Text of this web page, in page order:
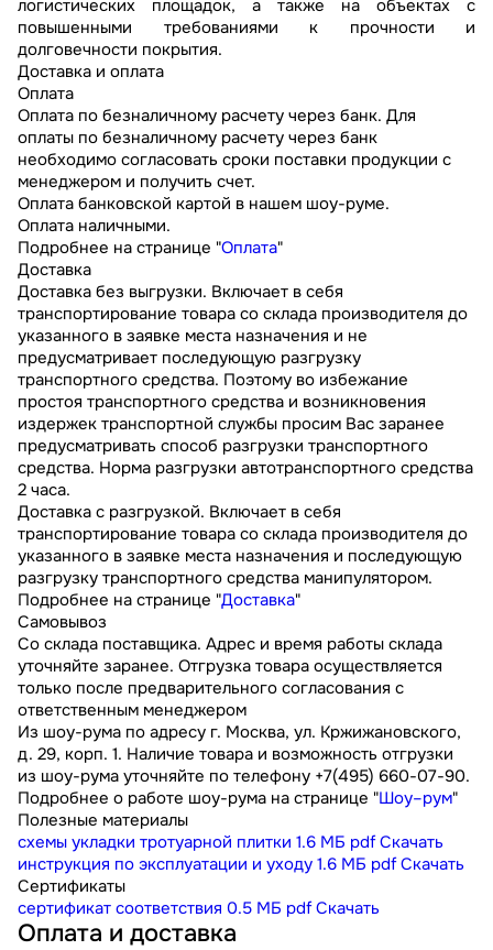
логистических площадок, а также на объектах с
повышенными требованиями к прочности и
долговечности покрытия.
Доставка и оплата
Оплата
Оплата по безналичному расчету через банк. Для
оплаты по безналичному расчету через банк
необходимо согласовать сроки поставки продукции с
менеджером и получить счет.
Оплата банковской картой в нашем шоу-руме.
Оплата наличными.
Подробнее на странице "Оплата"
Доставка
Доставка без выгрузки. Включает в себя
транспортирование товара со склада производителя до
указанного в заявке места назначения и не
предусматривает последующую разгрузку
транспортного средства. Поэтому во избежание
простоя транспортного средства и возникновения
издержек транспортной службы просим Вас заранее
предусматривать способ разгрузки транспортного
средства. Норма разгрузки автотранспортного средства
2 часа.
Доставка с разгрузкой. Включает в себя
транспортирование товара со склада производителя до
указанного в заявке места назначения и последующую
разгрузку транспортного средства манипулятором.
Подробнее на странице "Доставка"
Самовывоз
Со склада поставщика. Адрес и время работы склада
уточняйте заранее. Отгрузка товара осуществляется
только после предварительного согласования с
ответственным менеджером
Из шоу-рума по адресу г. Москва, ул. Кржижановского,
д. 29, корп. 1. Наличие товара и возможность отгрузки
из шоу-рума уточняйте по телефону +7(495) 660-07-90.
Подробнее о работе шоу-рума на странице "Шоу–рум"
Полезные материалы
схемы укладки тротуарной плитки 1.6 МБ pdf Скачать
инструкция по эксплуатации и уходу 1.6 МБ pdf Скачать
Сертификаты
сертификат соответствия 0.5 МБ pdf Скачать
Оплата и доставка